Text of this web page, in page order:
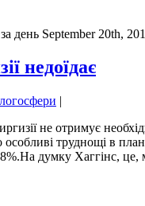
день September 20th,
недоїдає
|
не отримує
труднощі в
думку Хаггінс,